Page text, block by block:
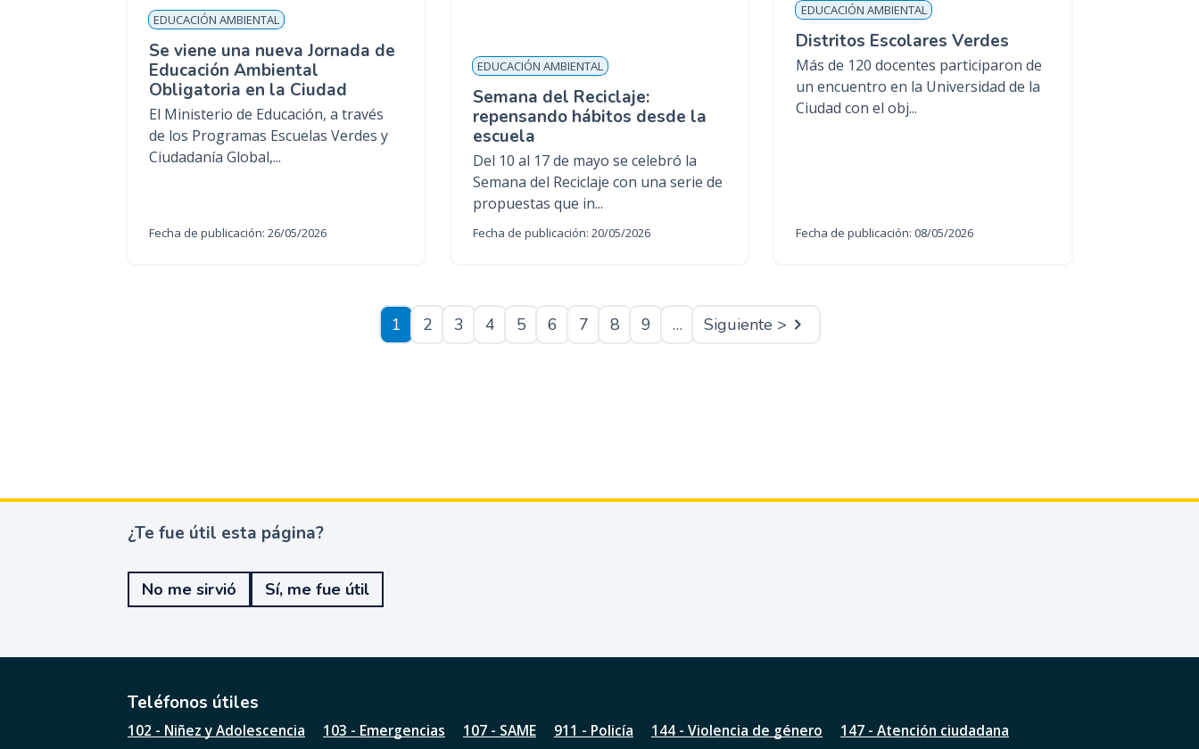
EDUCACIÓN AMBIENTAL
Se viene una nueva Jornada de
Educación Ambiental
Obligatoria en la Ciudad
El Ministerio de Educación, a través
de los Programas Escuelas Verdes y
Ciudadanía Global,...
Fecha de publicación: 26/05/2026
EDUCACIÓN AMBIENTAL
Semana del Reciclaje:
repensando hábitos desde la
escuela
Del 10 al 17 de mayo se celebró la
Semana del Reciclaje con una serie de
propuestas que in...
Fecha de publicación: 20/05/2026
EDUCACIÓN AMBIENTAL
Distritos Escolares Verdes
Más de 120 docentes participaron de
un encuentro en la Universidad de la
Ciudad con el obj...
Fecha de publicación: 08/05/2026
1 2 3 4 5 6 7 8 9 … Siguiente >
¿
e
u
t
l
s
¿Te fue útil esta página?
No me sirvió Sí, me fue útil
Teléfonos útiles
102 - Niñez y Adolescencia 103 - Emergencias 107 - SAME 911 - Policía 144 - Violencia de género 147 - Atención ciudadana